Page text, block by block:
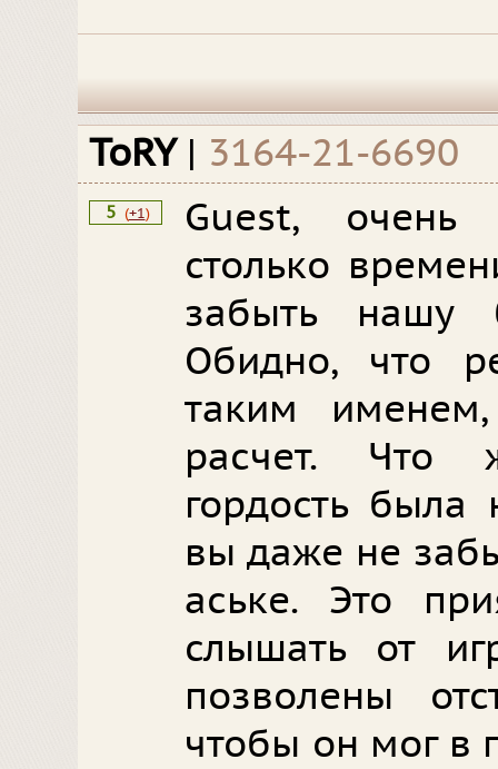
ToRY | 3164-21-6690
5 (+1)
Guest, очень
столько
забыть нашу
Обидно, что
таким
расчет. Что
гордость была
вы даже не
аське. Это
слышать от
позволены
чтобы он мог в